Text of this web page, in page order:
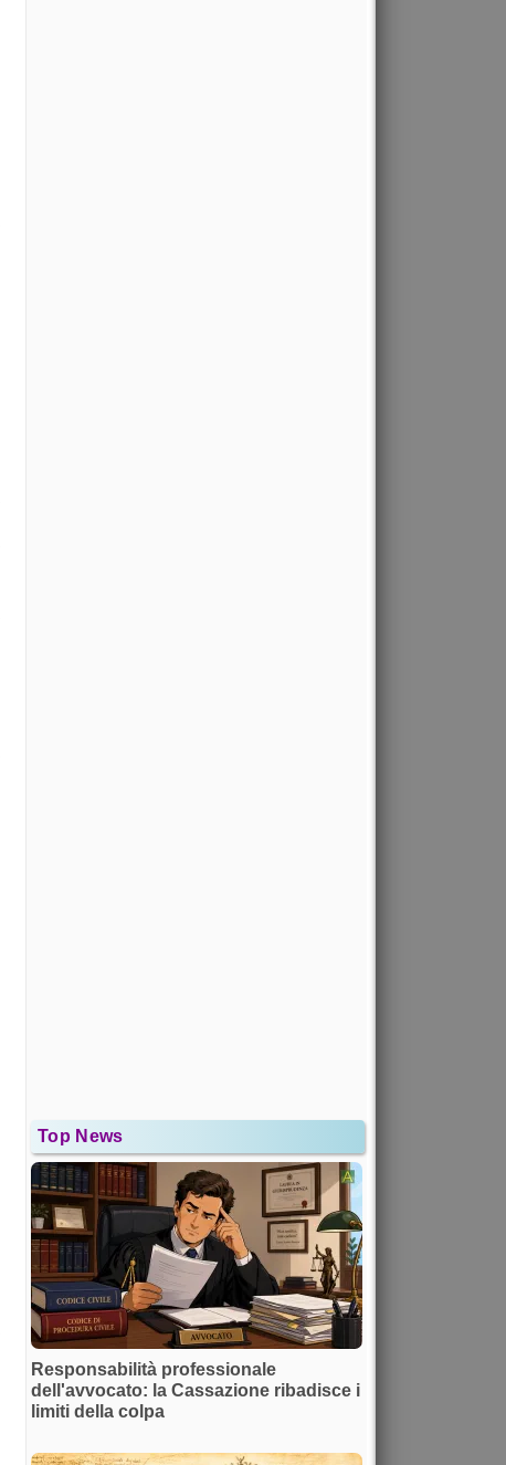
Top News
Responsabilità professionale
dell'avvocato: la Cassazione ribadisce i
limiti della colpa